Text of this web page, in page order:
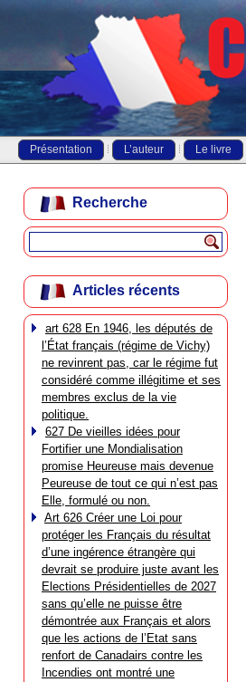
Présentation L’auteur Le livre
Recherche
Articles récents
art 628 En 1946, les députés de
l’État français (régime de Vichy)
ne revinrent pas, car le régime fut
considéré comme illégitime et ses
membres exclus de la vie
politique.
627 De vieilles idées pour
Fortifier une Mondialisation
promise Heureuse mais devenue
Peureuse de tout ce qui n’est pas
Elle, formulé ou non.
Art 626 Créer une Loi pour
protéger les Français du résultat
d’une ingérence étrangère qui
devrait se produire juste avant les
Elections Présidentielles de 2027
sans qu’elle ne puisse être
démontrée aux Français et alors
que les actions de l’Etat sans
renfort de Canadairs contre les
Incendies ont montré une